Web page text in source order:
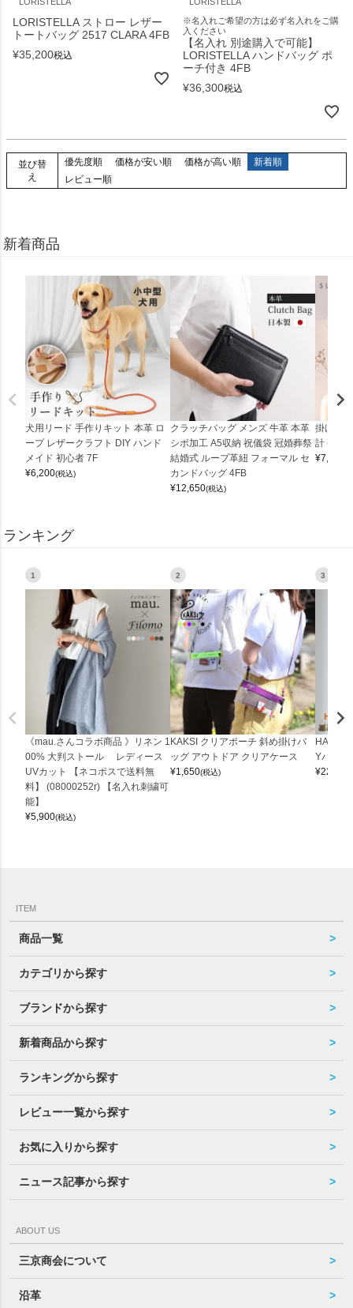
LORISTELLA ストロー レザー
トートバッグ 2517 CLARA 4FB
¥35,200税込
※名入れご希望の方は必ず名入れをご購
入ください
【名入れ 別途購入で可能】
LORISTELLA ハンドバッグ ポ
ーチ付き 4FB
¥36,300税込
並び替
え
優先度順 価格が安い順 価格が高い順
新着順
レビュー順
新着商品
犬用リード 手作りキット 本革 ロ
ープ レザークラフト DIY ハンド
メイド 初心者 7F
¥6,200(税込)
クラッチバッグ メンズ 牛革 本革
シボ加工 A5収納 祝儀袋 冠婚葬祭
結婚式 ループ革紐 フォーマル セ
カンドバッグ 4FB
¥12,650(税込)
掛け時
計
¥7,150
ランキング
1
《mau.さんコラボ商品 》リネン 1
00% 大判ストール レディース
UVカット 【ネコポスで送料無
料】 (08000252r) 【名入れ刺繍可
能】
¥5,900(税込)
2
KAKSI クリアポーチ 斜め掛けバ
ッグ アウトドア クリアケース
¥1,650(税込)
3
Yバッグ
¥22,000
ITEM
商品一覧
カテゴリから探す
ブランドから探す
新着商品から探す
ランキングから探す
レビュー一覧から探す
お気に入りから探す
ニュース記事から探す
ABOUT US
三京商会について
沿革